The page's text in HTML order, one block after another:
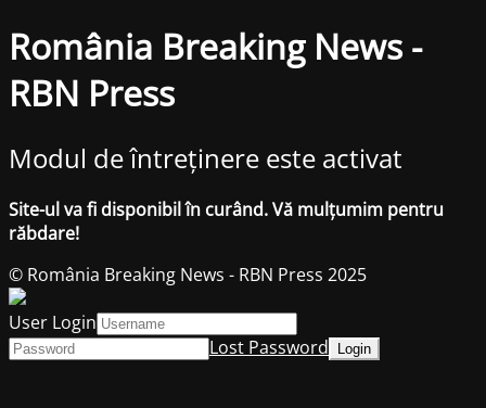
România Breaking News -
RBN Press
Modul de întreținere este activat
Site-ul va fi disponibil în curând. Vă mulțumim pentru
răbdare!
© România Breaking News - RBN Press 2025
User Login
Lost Password